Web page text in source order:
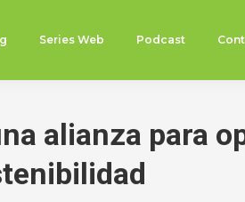
Series Web Podcast
alianza para